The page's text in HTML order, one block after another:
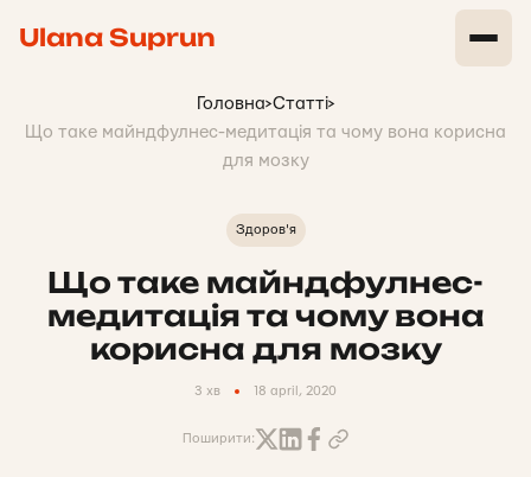
Ulana Suprun
Головна>Статті>
Що таке майндфулнес-медитація та чому вона корисна
для мозку
Здоров'я
Що таке майндфулнес-
медитація та чому вона
корисна для мозку
3 хв 18 april, 2020
Поширити: